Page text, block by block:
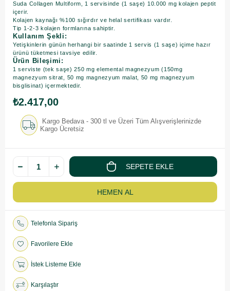
Suda Collagen Multiform, 1 servisinde (1 saşe) 10.000 mg kolajen peptit
içerir.
Kolajen kaynağı %100 sığırdır ve helal sertifikası vardır.
Tip 1-2-3 kolajen formlarına sahiptir.
Kullanım Şekli:
Yetişkinlerin günün herhangi bir saatinde 1 servis (1 saşe) içime hazır
ürünü tüketmesi tavsiye edilir.
Ürün Bileşimi:
1 serviste (tek saşe) 250 mg elemental magnezyum (150mg
magnezyum sitrat, 50 mg magnezyum malat, 50 mg magnezyum
bisglisinat) içermektedir.
₺2.417,00
Kargo Bedava - 300 tl ve Üzeri Tüm Alışverişlerinizde
Kargo Ücretsiz
Telefonla Sipariş
Favorilere Ekle
İstek Listeme Ekle
Karşılaştır